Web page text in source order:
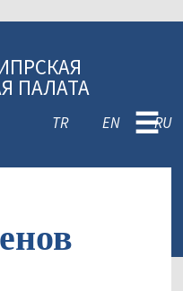
ПАЛАТА
TR EN RU
☰